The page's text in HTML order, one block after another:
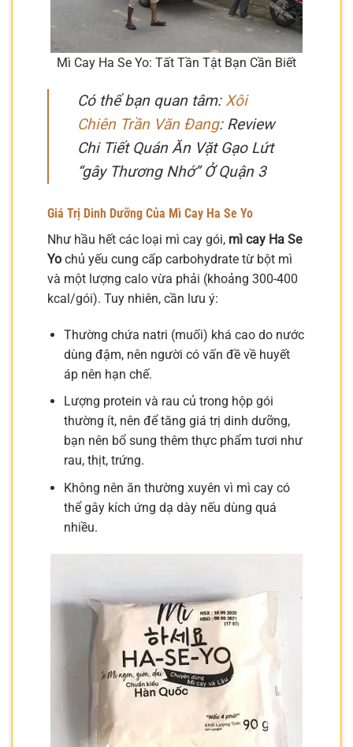
Mì Cay Ha Se Yo: Tất Tần Tật Bạn Cần Biết
Có thể bạn quan tâm: Xôi
Chiên Trần Văn Đang: Review
Chi Tiết Quán Ăn Vặt Gạo Lứt
“gây Thương Nhớ” Ở Quận 3
Giá Trị Dinh Dưỡng Của Mì Cay Ha Se Yo
Như hầu hết các loại mì cay gói, mì cay Ha Se
Yo chủ yếu cung cấp carbohydrate từ bột mì
và một lượng calo vừa phải (khoảng 300-400
kcal/gói). Tuy nhiên, cần lưu ý:
Thường chứa natri (muối) khá cao do nước
dùng đậm, nên người có vấn đề về huyết
áp nên hạn chế.
Lượng protein và rau củ trong hộp gói
thường ít, nên để tăng giá trị dinh dưỡng,
bạn nên bổ sung thêm thực phẩm tươi như
rau, thịt, trứng.
Không nên ăn thường xuyên vì mì cay có
thể gây kích ứng dạ dày nếu dùng quá
nhiều.